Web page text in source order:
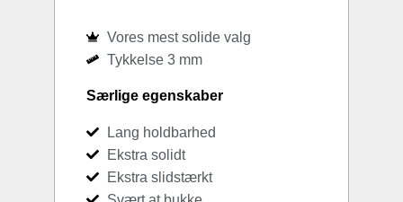
Vores mest solide valg
Tykkelse 3 mm
Særlige egenskaber
Lang holdbarhed
Ekstra solidt
Ekstra slidstærkt